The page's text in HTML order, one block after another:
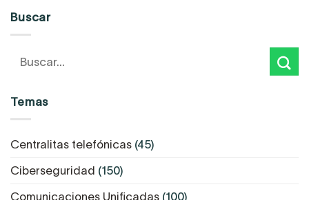
Buscar
Temas
Centralitas telefónicas (45)
Ciberseguridad (150)
Comunicaciones Unificadas (100)